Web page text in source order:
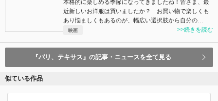
本格的に楽しめる季節になってきましたね！皆さま、最
近新しいお洋服は買いましたか？ お買い物で楽しくも
あり悩ましくもあるのが、幅広い選択肢から自分の…
映画 >>続きを読む
『パリ、テキサス』の記事・ニュースを全て見る
似ている作品